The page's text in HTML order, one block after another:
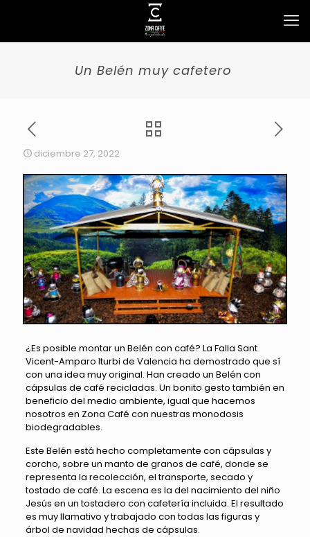
Un Belén muy cafetero
diciembre 27, 2022
¿Es posible montar un Belén con café? La Falla Sant
Vicent-Amparo Iturbi de Valencia ha demostrado que sí
con una idea muy original. Han creado un Belén con
cápsulas de café recicladas. Un bonito gesto también en
beneficio del medio ambiente, igual que hacemos
nosotros en Zona Café con nuestras monodosis
biodegradables.
Este Belén está hecho completamente con cápsulas y
corcho, sobre un manto de granos de café, donde se
representa la recolección, el transporte, secado y
tostado de café. La escena es la del nacimiento del niño
Jesús en un tostadero con cafetería incluida. El resultado
es muy llamativo y trabajado con todas las figuras y
árbol de navidad hechas de cápsulas.